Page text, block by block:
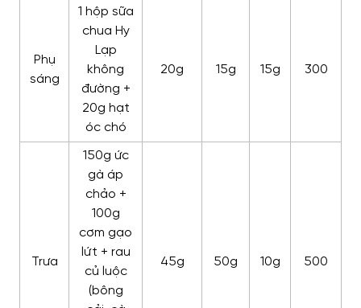
Phụ
sáng
1 hộp sữa
chua Hy
Lạp
không
đường +
20g hạt
óc chó
20g 15g 15g 300
Trưa
150g ức
gà áp
chảo +
100g
cơm gạo
lứt + rau
củ luộc
(bông
45g 50g 10g 500